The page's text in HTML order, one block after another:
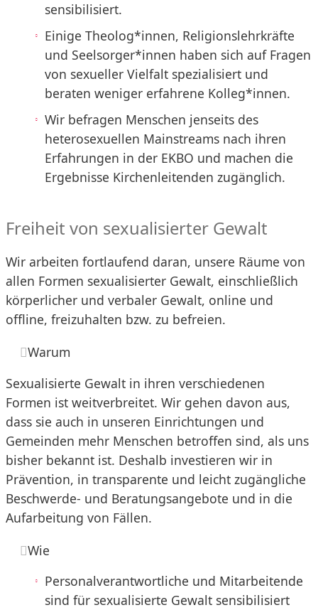
sensibilisiert.
Einige Theolog*innen, Religionslehrkräfte
und Seelsorger*innen haben sich auf Fragen
von sexueller Vielfalt spezialisiert und
beraten weniger erfahrene Kolleg*innen.
Wir befragen Menschen jenseits des
heterosexuellen Mainstreams nach ihren
Erfahrungen in der EKBO und machen die
Ergebnisse Kirchenleitenden zugänglich.
Freiheit von sexualisierter Gewalt
Wir arbeiten fortlaufend daran, unsere Räume von
allen Formen sexualisierter Gewalt, einschließlich
körperlicher und verbaler Gewalt, online und
offline, freizuhalten bzw. zu befreien.
Warum
Sexualisierte Gewalt in ihren verschiedenen
Formen ist weitverbreitet. Wir gehen davon aus,
dass sie auch in unseren Einrichtungen und
Gemeinden mehr Menschen betroffen sind, als uns
bisher bekannt ist. Deshalb investieren wir in
Prävention, in transparente und leicht zugängliche
Beschwerde- und Beratungsangebote und in die
Aufarbeitung von Fällen.
Wie
Personalverantwortliche und Mitarbeitende
sind für sexualisierte Gewalt sensibilisiert